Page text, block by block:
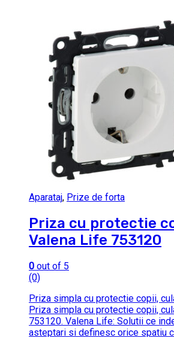
Aparataj, Prize de forta
Priza cu protectie
Valena Life 753120
0 out of 5
(0)
Priza simpla cu protectie copii,
Priza simpla cu protectie copii,
753120. Valena Life: Solutii ce
asteptari si definesc orice spatiu